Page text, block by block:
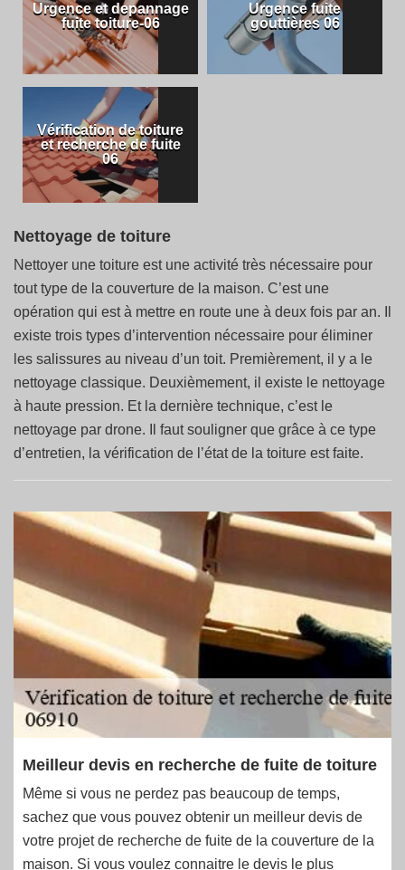
Urgence et depannage
fuite toiture-06
Urgence fuite
gouttières 06
Vérification de toiture
et recherche de fuite
06
Nettoyage de toiture
Nettoyer une toiture est une activité très nécessaire pour
tout type de la couverture de la maison. C’est une
opération qui est à mettre en route une à deux fois par an. Il
existe trois types d’intervention nécessaire pour éliminer
les salissures au niveau d’un toit. Premièrement, il y a le
nettoyage classique. Deuxièmement, il existe le nettoyage
à haute pression. Et la dernière technique, c’est le
nettoyage par drone. Il faut souligner que grâce à ce type
d’entretien, la vérification de l’état de la toiture est faite.
Meilleur devis en recherche de fuite de toiture
Même si vous ne perdez pas beaucoup de temps,
sachez que vous pouvez obtenir un meilleur devis de
votre projet de recherche de fuite de la couverture de la
maison. Si vous voulez connaitre le devis le plus